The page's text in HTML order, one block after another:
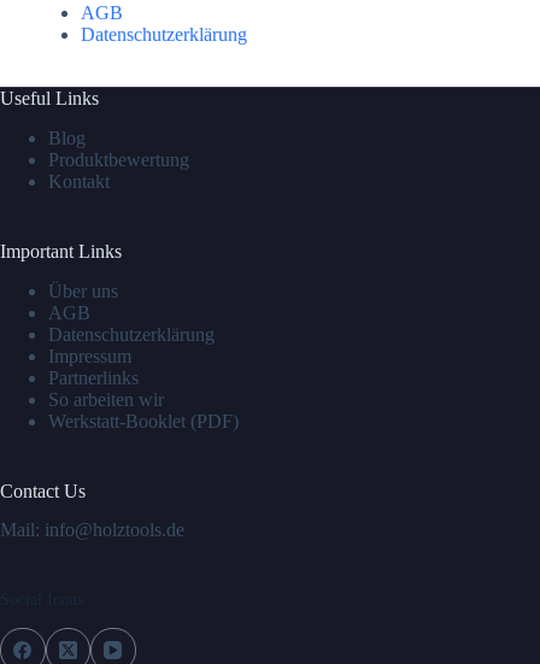
AGB
Datenschutzerklärung
Useful Links
Blog
Produktbewertung
Kontakt
Important Links
Über uns
AGB
Datenschutzerklärung
Impressum
Partnerlinks
So arbeiten wir
Werkstatt-Booklet (PDF)
Contact Us
Mail: info@holztools.de